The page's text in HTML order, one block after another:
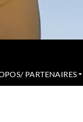
PARTENAIRES